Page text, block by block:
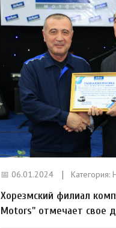
📅 06.01.2024 Категория:
Хорезмский филиал
Motors" отмечает свое